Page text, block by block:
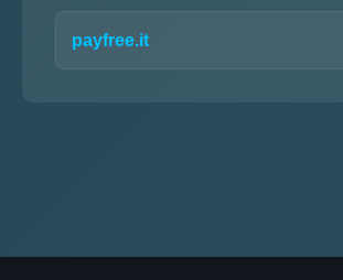
payfree.it